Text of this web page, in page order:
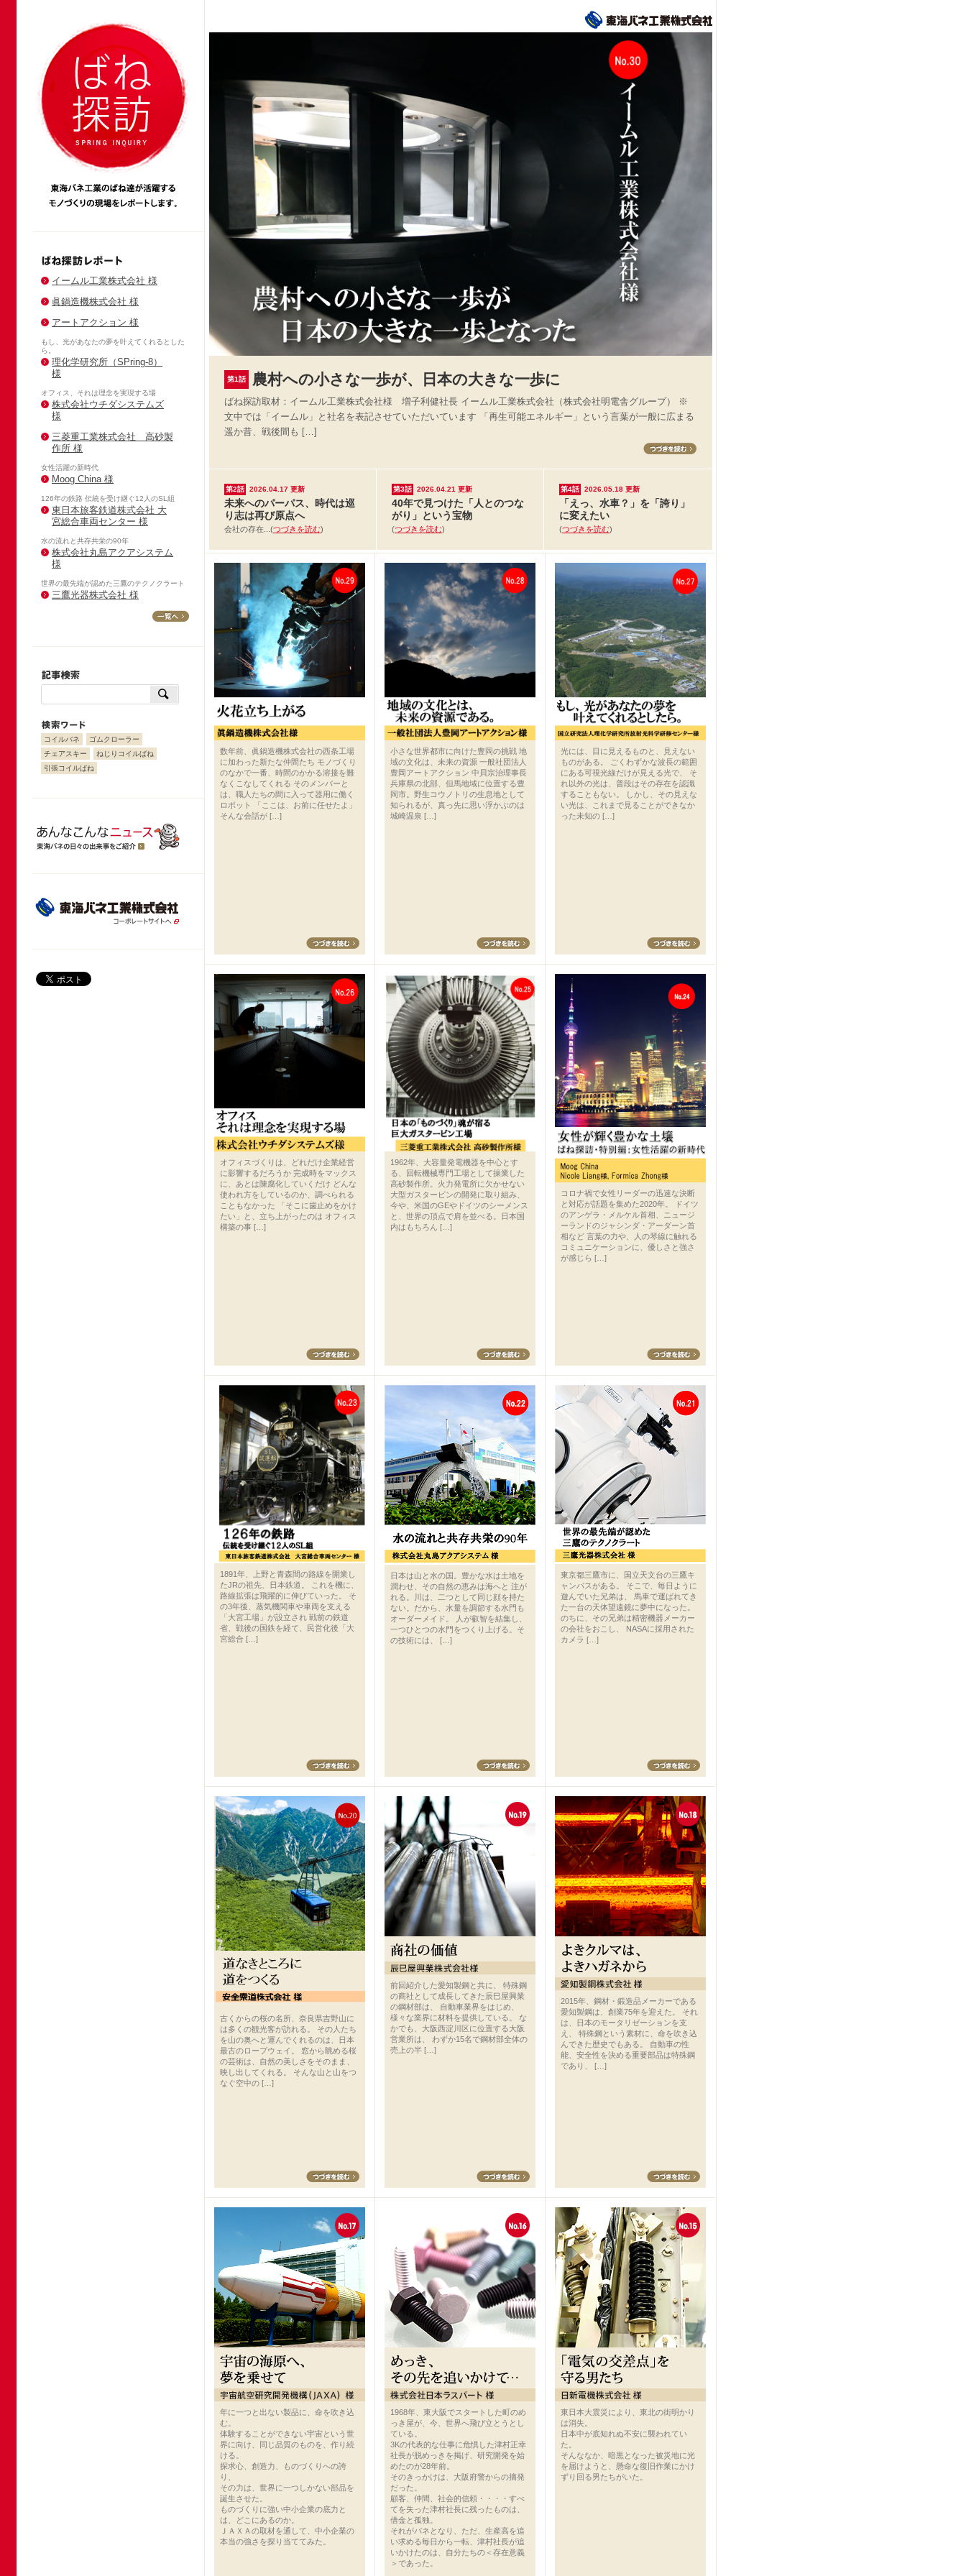
イームル工業株式会社 様
眞鍋造機株式会社 様
アートアクション 様
もし、光があなたの夢を叶えてくれるとした
ら。
理化学研究所（SPring-8）
様
オフィス、それは理念を実現する場
株式会社ウチダシステムズ
様
三菱重工業株式会社 高砂製
作所 様
女性活躍の新時代
Moog China 様
126年の鉄路 伝統を受け継ぐ12人のSL組
東日本旅客鉄道株式会社 大
宮総合車両センター 様
水の流れと共存共栄の90年
株式会社丸島アクアシステム
様
世界の最先端が認めた三鷹のテクノクラート
三鷹光器株式会社 様
コイルバネ
ゴムクローラー
チェアスキー
ねじりコイルばね
引張コイルばね
第1話 農村への小さな一歩が、日本の大きな一歩に
ばね探訪取材：イームル工業株式会社様 増子利健社長 イームル工業株式会社（株式会社明電舎グループ） ※
文中では「イームル」と社名を表記させていただいています 「再生可能エネルギー」という言葉が一般に広まる
遥か昔、戦後間も […]
第2話 2026.04.17 更新
未来へのパーパス、時代は巡
り志は再び原点へ
会社の存在...(つづきを読む)
第3話 2026.04.21 更新
40年で見つけた「人とのつな
がり」という宝物
(つづきを読む)
第4話 2026.05.18 更新
「えっ、水車？」を「誇り」
に変えたい
(つづきを読む)
数年前、眞鍋造機株式会社の西条工場
に加わった新たな仲間たち モノづくり
のなかで一番、時間のかかる溶接を難
なくこなしてくれる そのメンバーと
は、職人たちの間に入って器用に働く
ロボット 「ここは、お前に任せたよ」
そんな会話が […]
小さな世界都市に向けた豊岡の挑戦 地
域の文化は、未来の資源 一般社団法人
豊岡アートアクション 中貝宗治理事長
兵庫県の北部、但馬地域に位置する豊
岡市。野生コウノトリの生息地として
知られるが、真っ先に思い浮かぶのは
城崎温泉 […]
光には、目に見えるものと、見えない
ものがある。 ごくわずかな波長の範囲
にある可視光線だけが見える光で、 そ
れ以外の光は、普段はその存在を認識
することもない。 しかし、その見えな
い光は、これまで見ることができなか
った未知の […]
オフィスづくりは、どれだけ企業経営
に影響するだろうか 完成時をマックス
に、あとは陳腐化していくだけ どんな
使われ方をしているのか、調べられる
こともなかった 「そこに歯止めをかけ
たい」と、立ち上がったのは オフィス
構築の事 […]
1962年、大容量発電機器を中心とす
る、回転機械専門工場として操業した
高砂製作所。火力発電所に欠かせない
大型ガスタービンの開発に取り組み、
今や、米国のGEやドイツのシーメンス
と、世界の頂点で肩を並べる。日本国
内はもちろん […]
コロナ禍で女性リーダーの迅速な決断
と対応が話題を集めた2020年。 ドイツ
のアンゲラ・メルケル首相、ニュージ
ーランドのジャシンダ・アーダーン首
相など 言葉の力や、人の琴線に触れる
コミュニケーションに、優しさと強さ
が感じら […]
1891年、上野と青森間の路線を開業し
たJRの祖先、日本鉄道。 これを機に、
路線拡張は飛躍的に伸びていった。 そ
の3年後、蒸気機関車や車両を支える
「大宮工場」が設立され 戦前の鉄道
省、戦後の国鉄を経て、民営化後「大
宮総合 […]
日本は山と水の国。豊かな水は土地を
潤わせ、その自然の恵みは海へと 注が
れる。川は、二つとして同じ顔を持た
ない。だから、水量を調節する水門も
オーダーメイド。 人が叡智を結集し、
一つひとつの水門をつくり上げる。そ
の技術には、 […]
東京都三鷹市に、国立天文台の三鷹キ
ャンパスがある。 そこで、毎日ように
遊んでいた兄弟は、 馬車で運ばれてき
た一台の天体望遠鏡に夢中になった。
のちに、その兄弟は精密機器メーカー
の会社をおこし、 NASAに採用された
カメラ […]
古くからの桜の名所、奈良県吉野山に
は多くの観光客が訪れる。 その人たち
を山の奥へと運んでくれるのは、日本
最古のロープウェイ。 窓から眺める桜
の芸術は、自然の美しさをそのまま、
映し出してくれる。 そんな山と山をつ
なぐ空中の […]
前回紹介した愛知製鋼と共に、 特殊鋼
の商社として成長してきた辰巳屋興業
の鋼材部は、 自動車業界をはじめ、
様々な業界に材料を提供している。 な
かでも、大阪西淀川区に位置する大阪
営業所は、 わずか15名で鋼材部全体の
売上の半 […]
2015年、鋼材・鍛造品メーカーである
愛知製鋼は、創業75年を迎えた。 それ
は、日本のモータリゼーションを支
え、 特殊鋼という素材に、命を吹き込
んできた歴史でもある。 自動車の性
能、安全性を決める重要部品は特殊鋼
であり、 […]
年に一つと出ない製品に、命を吹き込
む。
体験することができない宇宙という世
界に向け、同じ品質のものを、作り続
ける。
探求心、創造力、ものづくりへの誇
り、
その力は、世界に一つしかない部品を
誕生させた。
ものづくりに強い中小企業の底力と
は、どこにあるのか。
ＪＡＸＡの取材を通して、中小企業の
本当の強さを探り当ててみた。
1968年、東大阪でスタートした町のめ
っき屋が、今、世界へ飛び立とうとし
ている。
3Kの代表的な仕事に危惧した津村正幸
社長が脱めっきを掲げ、研究開発を始
めたのが28年前。
そのきっかけは、大阪府警からの摘発
だった。
顧客、仲間、社会的信頼・・・・すべ
てを失った津村社長に残ったものは、
借金と孤独。
それがバネとなり、ただ、生産高を追
い求める毎日から一転、津村社長が追
いかけたのは、自分たちの＜存在意義
＞であった。
東日本大震災により、東北の街明かり
は消失。
日本中が底知れぬ不安に襲われてい
た。
そんななか、暗黒となった被災地に光
を届けようと、懸命な復旧作業にかけ
ずり回る男たちがいた。